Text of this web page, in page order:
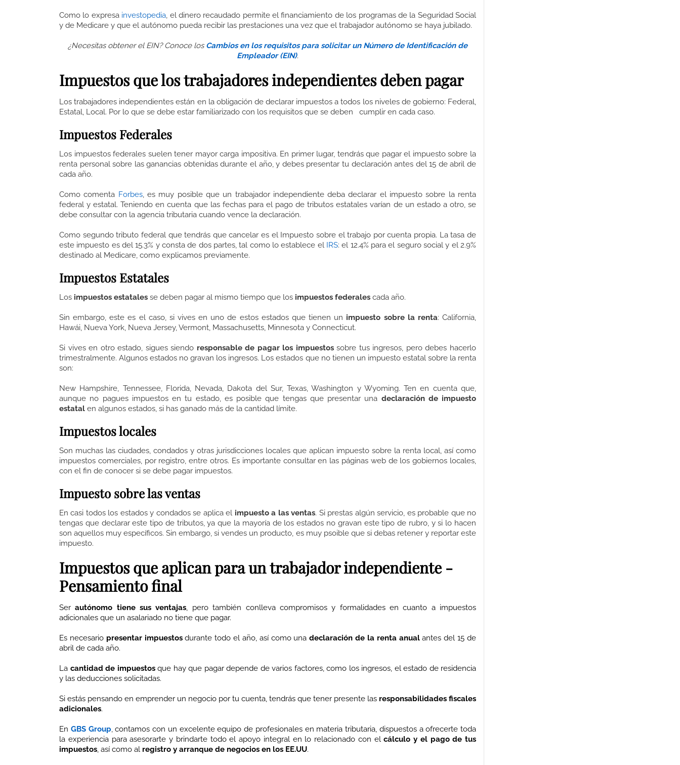
Como lo expresa investopedia , el dinero recaudado permite el financiamiento de los programas de la Seguridad Social
y de Medicare y que el autónomo pueda recibir las prestaciones una vez que el trabajador autónomo se haya jubilado.
¿Necesitas obtener el EIN? Conoce los Cambios en los requisitos para solicitar un Número de Identificación de
Empleador (EIN).
Impuestos que los trabajadores independientes deben pagar
Los trabajadores independientes están en la obligación de declarar impuestos a todos los niveles de gobierno: Federal,
Estatal, Local. Por lo que se debe estar familiarizado con los requisitos que se deben cumplir en cada caso.
Impuestos Federales
Los impuestos federales suelen tener mayor carga impositiva. En primer lugar, tendrás que pagar el impuesto sobre la
renta personal sobre las ganancias obtenidas durante el año, y debes presentar tu declaración antes del 15 de abril de
cada año.
Como comenta Forbes, es muy posible que un trabajador independiente deba declarar el impuesto sobre la renta
federal y estatal. Teniendo en cuenta que las fechas para el pago de tributos estatales varían de un estado a otro, se
debe consultar con la agencia tributaria cuando vence la declaración.
Como segundo tributo federal que tendrás que cancelar es el Impuesto sobre el trabajo por cuenta propia. La tasa de
este impuesto es del 15.3% y consta de dos partes, tal como lo establece el IRS: el 12.4% para el seguro social y el 2.9%
destinado al Medicare, como explicamos previamente.
Impuestos Estatales
Los impuestos estatales se deben pagar al mismo tiempo que los impuestos federales cada año.
Sin embargo, este es el caso, si vives en uno de estos estados que tienen un impuesto sobre la renta: California,
Hawái, Nueva York, Nueva Jersey, Vermont, Massachusetts, Minnesota y Connecticut.
Si vives en otro estado, sigues siendo responsable de pagar los impuestossobre tus ingresos, pero debes hacerlo
trimestralmente. Algunos estados no gravan los ingresos. Los estados que no tienen un impuesto estatal sobre la renta
son:
New Hampshire, Tennessee, Florida, Nevada, Dakota del Sur, Texas, Washington y Wyoming. Ten en cuenta que,
aunque no pagues impuestos en tu estado, es posible que tengas que presentar una declaración de impuesto
estatal en algunos estados, si has ganado más de la cantidad límite.
Impuestos locales
Son muchas las ciudades, condados y otras jurisdicciones locales que aplican impuesto sobre la renta local, así como
impuestos comerciales, por registro, entre otros. Es importante consultar en las páginas web de los gobiernos locales,
con el fin de conocer si se debe pagar impuestos.
Impuesto sobre las ventas
En casi todos los estados y condados se aplica el impuesto a las ventas. Si prestas algún servicio, es probable que no
tengas que declarar este tipo de tributos, ya que la mayoría de los estados no gravan este tipo de rubro, y si lo hacen
son aquellos muy específicos. Sin embargo, si vendes un producto, es muy psoible que si debas retener y reportar este
impuesto.
Impuestos que aplican para un trabajador independiente -
Pensamiento final
Serautónomo tiene sus ventajas , pero también conlleva compromisos y formalidades en cuanto a impuestos
adicionales que un asalariado no tiene que pagar.
Es necesario presentar impuestosdurante todo el año, así como unadeclaración de la renta anualantes del 15 de
abril de cada año.
La cantidad de impuestosque hay que pagar depende de varios factores, como los ingresos, el estado de residencia
y las deducciones solicitadas.
Si estás pensando en emprender un negocio por tu cuenta, tendrás que tener presente las responsabilidades fiscales
adicionales.
En GBS Group contamos con un excelente equipo de profesionales en materia tributaria, dispuestos a ofrecerte toda
la experiencia para asesorarte y brindarte todo el apoyo integral en lo relacionado con elcálculo y el pago de tus
impuestos , así como al registro y arranque de negocios en los EE.UU.